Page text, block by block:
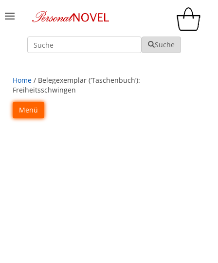
Suche Suche
Home / Belegexemplar (‘Taschenbuch’):
Freiheitsschwingen
Menü